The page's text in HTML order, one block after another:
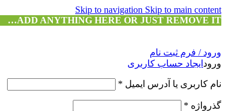
Skip to navigation Skip to main content
ADD ANYTHING HERE OR JUST REMOVE IT…
ورود / فرم ثبت نام
ورود ایجاد حساب کاربری
نام کاربری یا آدرس ایمیل *
گذرواژه *